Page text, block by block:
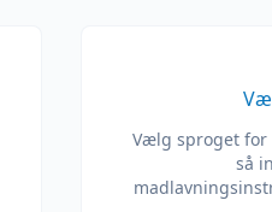
Vælg sproget for
så